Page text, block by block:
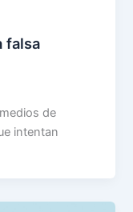
falsa
de
intentan